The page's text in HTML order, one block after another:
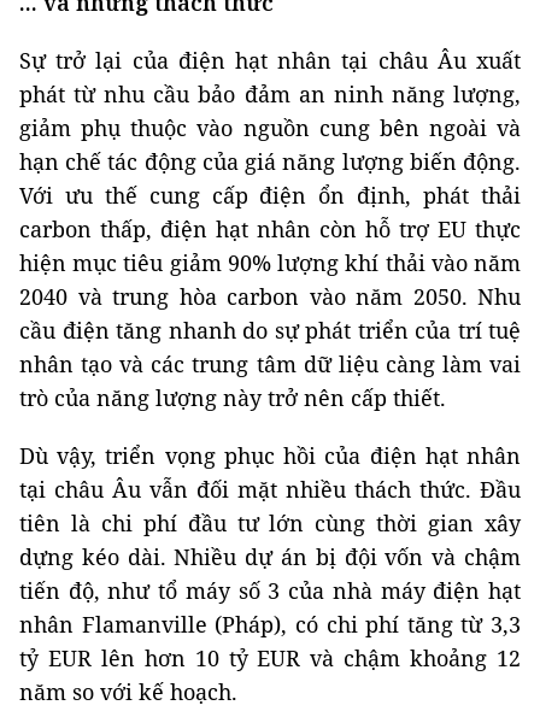
Sự trở lại của điện hạt nhân tại châu Âu xuất
phát từ nhu cầu bảo đảm an ninh năng lượng,
giảm phụ thuộc vào nguồn cung bên ngoài và
hạn chế tác động của giá năng lượng biến động.
Với ưu thế cung cấp điện ổn định, phát thải
carbon thấp, điện hạt nhân còn hỗ trợ EU thực
hiện mục tiêu giảm 90% lượng khí thải vào năm
2040 và trung hòa carbon vào năm 2050. Nhu
cầu điện tăng nhanh do sự phát triển của trí tuệ
nhân tạo và các trung tâm dữ liệu càng làm vai
trò của năng lượng này trở nên cấp thiết.
Dù vậy, triển vọng phục hồi của điện hạt nhân
tại châu Âu vẫn đối mặt nhiều thách thức. Đầu
tiên là chi phí đầu tư lớn cùng thời gian xây
dựng kéo dài. Nhiều dự án bị đội vốn và chậm
tiến độ, như tổ máy số 3 của nhà máy điện hạt
nhân Flamanville (Pháp), có chi phí tăng từ 3,3
tỷ EUR lên hơn 10 tỷ EUR và chậm khoảng 12
năm so với kế hoạch.